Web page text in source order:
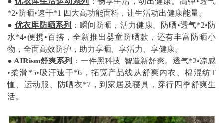
*2•防晒•速干*1 四大高功能面料，让生活动出健康能量。
● 优衣库防晒系列
：瞬间防晒，活力健康。防晒•透气*2•防
水*4•便携•百搭，全新推出婴童防晒款，还有丰富防晒小
物，全面高效防护，助力享晒、享活力、享健康。
● AIRism舒爽系列
：一件黑科技 智造新舒爽。透气*2•凉感
•柔滑*5•吸汗速干*6，拓宽产品线从舒爽内衣、棉混纺T
恤、运动服、防晒衣*7，到家居及寝具，穿行四季舒爽生
活。